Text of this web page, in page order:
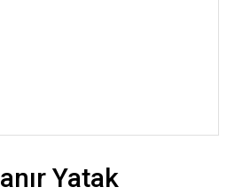
Yatak